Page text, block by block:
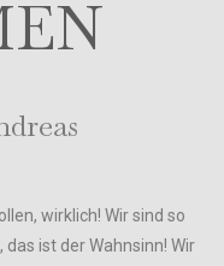
wirklich! Wir sind so
ist der Wahnsinn! Wir